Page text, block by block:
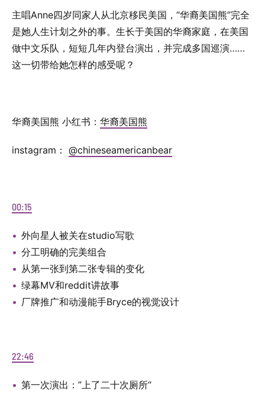
主唱Anne四岁同家人从北京移民美国，“华裔美国熊”完全
是她人生计划之外的事。生长于美国的华裔家庭，在美国
做中文乐队，短短几年内登台演出，并完成多国巡演……
这一切带给她怎样的感受呢？
华裔美国熊 小红书： ⁠华裔美国熊⁠
instagram： ⁠⁠ ⁠@chineseamericanbear
00:15
外向星人被关在studio写歌
分工明确的完美组合
从第一张到第二张专辑的变化
绿幕MV和reddit讲故事
厂牌推广和动漫能手Bryce的视觉设计
22:46
第一次演出：”上了二十次厕所“